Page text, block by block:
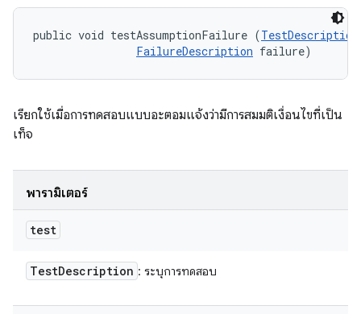
public void testAssumptionFailure (TestDescription
FailureDescription failure)
เรียกใช้เมื่อการทดสอบแบบอะตอมแจ้งว่ามีการสมมติเงื่อนไขที่เป็น
เท็จ
พารามิเตอร์
test
TestDescription : ระบุการทดสอบ